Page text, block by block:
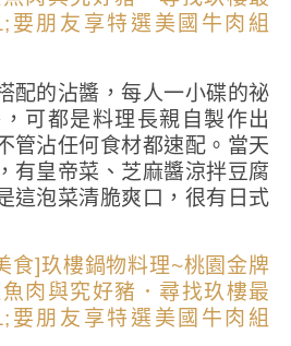
配的沾醬，每人一小碟的祕
可都是料理長親自製作出
管沾任何食材都速配。當天
有皇帝菜、芝麻醬涼拌豆腐
這泡菜清脆爽口，很有日式